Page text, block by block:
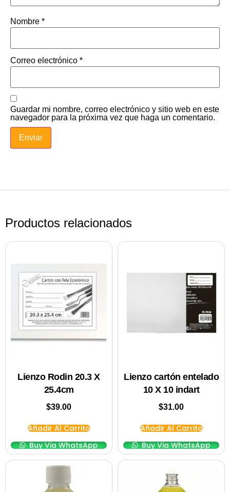
Nombre *
Correo electrónico *
Guardar mi nombre, correo electrónico y sitio web en este
navegador para la próxima vez que haga un comentario.
Productos relacionados
Lienzo Rodin 20.3 X
25.4cm
$39.00
Añadir Al Carrito
Buy Via WhatsApp
Lienzo cartón entelado
10 X 10 indart
$31.00
Añadir Al Carrito
Buy Via WhatsApp